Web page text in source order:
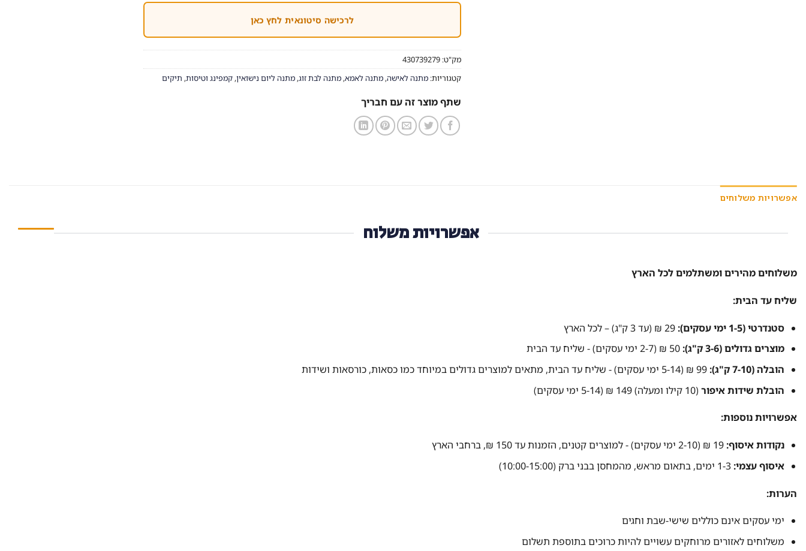
לרכישה סיטונאית לחץ כאן
מק"ט: 430739279
קטגוריות: מתנה לאישה, מתנה לאמא, מתנה לבת זוג, מתנה ליום נישואין, קמפינג וטיסות, תיקים
שתף מוצר זה עם חבריך
אפשרויות משלוחים
אפשרויות משלוח
משלוחים מהירים ומשתלמים לכל הארץ
שליח עד הבית:
סטנדרטי (1-5 ימי עסקים):
29 ₪ (עד 3 ק"ג) – לכל הארץ
מוצרים גדולים (3-6 ק"ג):
50 ₪ (2-7 ימי עסקים) - שליח עד הבית
הובלה (7-10 ק"ג):
99 ₪ (5-14 ימי עסקים) - שליח עד הבית, מתאים למוצרים גדולים במיוחד כמו כסאות, כורסאות ושידות
הובלת שידות איפור(10 קילו ומעלה) 149 ₪ (5-14 ימי עסקים)
אפשרויות נוספות:
נקודות איסוף:19 ₪ (2-10 ימי עסקים) - למוצרים קטנים, הזמנות עד 150 ₪, ברחבי הארץ
איסוף עצמי:1-3 ימים, בתאום מראש, מהמחסן בבני ברק (10:00-15:00)
הערות:
ימי עסקים אינם כוללים שישי-שבת וחגים
משלוחים לאזורים מרוחקים עשויים להיות כרוכים בתוספת תשלום